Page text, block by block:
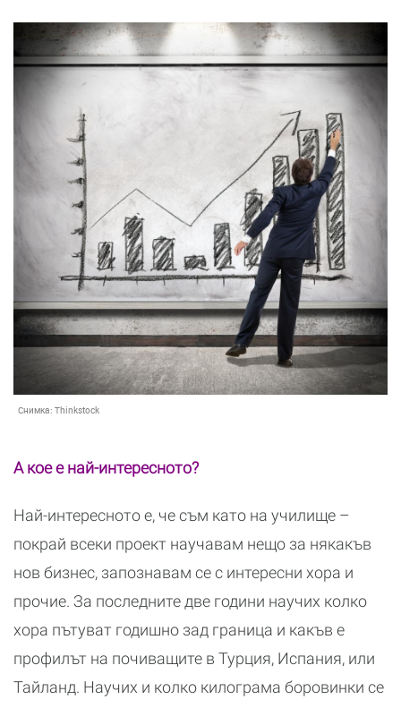
Снимка: Thinkstock
А кое е най-интересното?
Най-интересното е, че съм като на училище –
покрай всеки проект научавам нещо за някакъв
нов бизнес, запознавам се с интересни хора и
прочие. За последните две години научих колко
хора пътуват годишно зад граница и какъв е
профилът на почиващите в Турция, Испания, или
Тайланд. Научих и колко килограма боровинки се